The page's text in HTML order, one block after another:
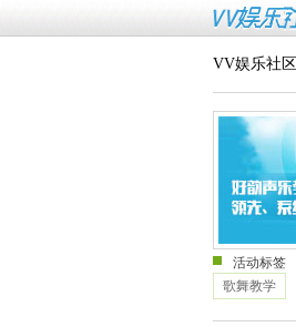
VV娱乐社区
活动标签
歌舞教学